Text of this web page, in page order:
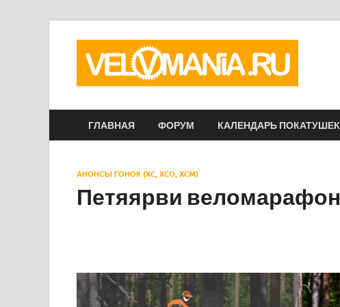
ГЛАВНАЯ ФОРУМ КАЛЕНДАРЬ ПОКАТУШЕК
АНОНСЫ ГОНОК (XC, XCO, XCM)
Петяярви веломарафон